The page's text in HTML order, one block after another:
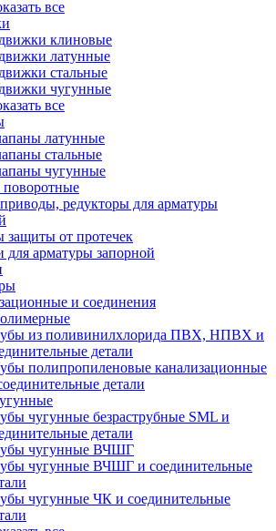
все
клиновые
латунные
стальные
чугунные
все
латунные
стальные
чугунные
поворотные
редукторы для арматуры
защиты от протечек
для арматуры запорной
и соединения
из поливинилхлорида ПВХ, НПВХ и
детали
полипропиленовые канализационные
детали
чугунные безраструбные SML и
детали
чугунные ВЧШГ
чугунные ВЧШГ и соединительные
чугунные ЧК и соединительные